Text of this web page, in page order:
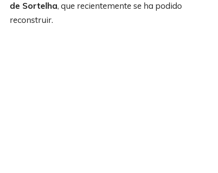
de Sortelha, que recientemente se ha podido
reconstruir.